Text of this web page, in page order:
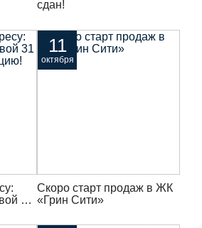
сдан!
31
11
октября
Скоро старт продаж в ЖК
«Грин Сити»